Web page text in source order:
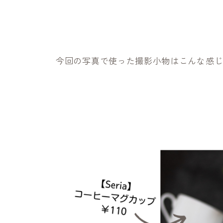
今回の写真で使った撮影小物はこんな感